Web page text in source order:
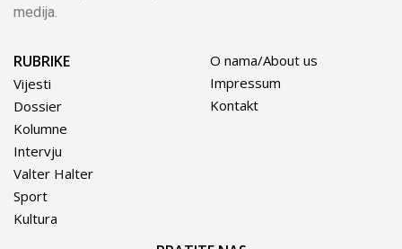
medija.
RUBRIKE
Vijesti
Dossier
Kolumne
Intervju
Valter Halter
Sport
Kultura
O nama/About us
Impressum
Kontakt